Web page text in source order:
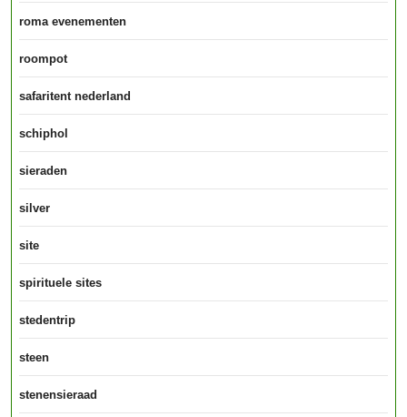
roma evenementen
roompot
safaritent nederland
schiphol
sieraden
silver
site
spirituele sites
stedentrip
steen
stenensieraad